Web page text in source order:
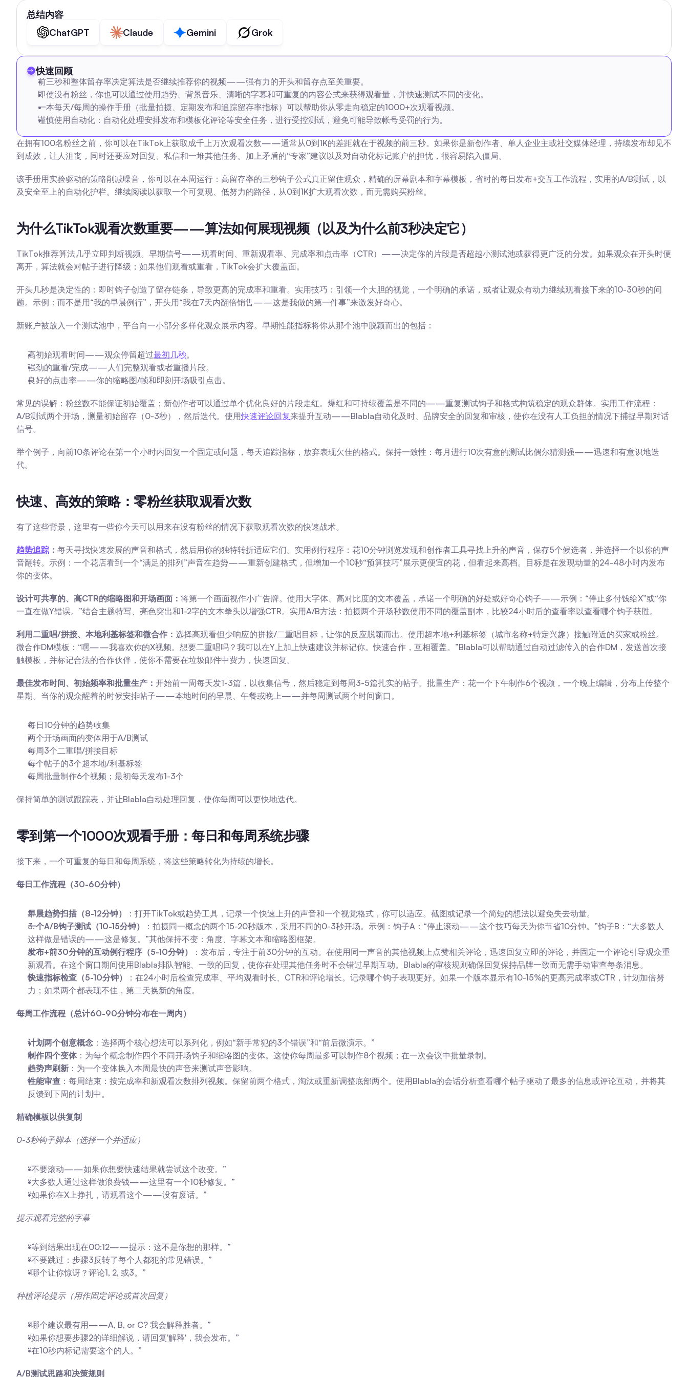
总结内容
ChatGPT
Claude Gemini Grok
快速回顾
前三秒和整体留存率决定算法是否继续推荐你的视频——强有力的开头和留存点至关重要。
即使没有粉丝，你也可以通过使用趋势、背景音乐、清晰的字幕和可重复的内容公式来获得观看量，并快速测试不同的变化。
一本每天/每周的操作手册（批量拍摄、定期发布和追踪留存率指标）可以帮助你从零走向稳定的1000+次观看视频。
谨慎使用自动化：自动化处理安排发布和模板化评论等安全任务，进行受控测试，避免可能导致帐号受罚的行为。
在拥有100名粉丝之前，你可以在TikTok上获取成千上万次观看次数——通常从0到1K的差距就在于视频的前三秒。如果你是新创作者、单人企业主或社交媒体经理，持续发布却见不
到成效，让人沮丧，同时还要应对回复、私信和一堆其他任务。加上矛盾的“专家”建议以及对自动化标记账户的担忧，很容易陷入僵局。
该手册用实验驱动的策略削减噪音，你可以在本周运行：高留存率的三秒钩子公式真正留住观众，精确的屏幕剧本和字幕模板，省时的每日发布+交互工作流程，实用的A/B测试，以
及安全至上的自动化护栏。继续阅读以获取一个可复现、低努力的路径，从0到1K扩大观看次数，而无需购买粉丝。
为什么TikTok观看次数重要——算法如何展现视频（以及为什么前3秒决定它）
TikTok推荐算法几乎立即判断视频。早期信号——观看时间、重新观看率、完成率和点击率（CTR）——决定你的片段是否超越小测试池或获得更广泛的分发。如果观众在开头时便
离开，算法就会对帖子进行降级；如果他们观看或重看，TikTok会扩大覆盖面。
开头几秒是决定性的：即时钩子创造了留存链条，导致更高的完成率和重看。实用技巧：引领一个大胆的视觉，一个明确的承诺，或者让观众有动力继续观看接下来的10-30秒的问
题。示例：而不是用“我的早晨例行”，开头用“我在7天内翻倍销售——这是我做的第一件事”来激发好奇心。
新账户被放入一个测试池中，平台向一小部分多样化观众展示内容。早期性能指标将你从那个池中脱颖而出的包括：
高初始观看时间——观众停留超过最初几秒。
强劲的重看/完成——人们完整观看或者重播片段。
良好的点击率——你的缩略图/帧和即刻开场吸引点击。
常见的误解：粉丝数不能保证初始覆盖；新创作者可以通过单个优化良好的片段走红。爆红和可持续覆盖是不同的——重复测试钩子和格式构筑稳定的观众群体。实用工作流程：
A/B测试两个开场，测量初始留存（0-3秒），然后迭代。使用快速评论回复来提升互动——Blabla自动化及时、品牌安全的回复和审核，使你在没有人工负担的情况下捕捉早期对话
信号。
举个例子，向前10条评论在第一个小时内回复一个固定或问题，每天追踪指标，放弃表现欠佳的格式。保持一致性：每月进行10次有意的测试比偶尔猜测强——迅速和有意识地迭
代。
快速、高效的策略：零粉丝获取观看次数
有了这些背景，这里有一些你今天可以用来在没有粉丝的情况下获取观看次数的快速战术。
趋势追踪 ： 每天寻找快速发展的声音和格式，然后用你的独特转折适应它们。实用例行程序：花10分钟浏览发现和创作者工具寻找上升的声音，保存5个候选者，并选择一个以你的声
音翻转。示例：一个花店看到一个“满足的排列”声音在趋势——重新创建格式，但增加一个10秒“预算技巧”展示更便宜的花，但看起来高档。目标是在发现动量的24-48小时内发布
你的变体。
设计可共享的、高CTR的缩略图和开场画面： 将第一个画面视作小广告牌。使用大字体、高对比度的文本覆盖，承诺一个明确的好处或好奇心钩子——示例：“停止多付钱给X”或“你
一直在做Y错误。”结合主题特写、亮色突出和1-2字的文本拳头以增强CTR。实用A/B方法：拍摄两个开场秒数使用不同的覆盖副本，比较24小时后的查看率以查看哪个钩子获胜。
利用二重唱/拼接、本地利基标签和微合作： 选择高观看但少响应的拼接/二重唱目标，让你的反应脱颖而出。使用超本地+利基标签（城市名称+特定兴趣）接触附近的买家或粉丝。
微合作DM模板：“嘿——我喜欢你的X视频。想要二重唱吗？我可以在Y上加上快速建议并标记你。快速合作，互相覆盖。”Blabla可以帮助通过自动过滤传入的合作DM，发送首次接
触模板，并标记合法的合作伙伴，使你不需要在垃圾邮件中费力，快速回复。
最佳发布时间、初始频率和批量生产： 开始前一周每天发1-3篇，以收集信号，然后稳定到每周3-5篇扎实的帖子。批量生产：花一个下午制作6个视频，一个晚上编辑，分布上传整个
星期。当你的观众醒着的时候安排帖子——本地时间的早晨、午餐或晚上——并每周测试两个时间窗口。
每日10分钟的趋势收集
两个开场画面的变体用于A/B测试
每周3个二重唱/拼接目标
每个帖子的3个超本地/利基标签
每周批量制作6个视频；最初每天发布1-3个
保持简单的测试跟踪表，并让Blabla自动处理回复，使你每周可以更快地迭代。
零到第一个1000次观看手册：每日和每周系统步骤
接下来，一个可重复的每日和每周系统，将这些策略转化为持续的增长。
每日工作流程（30-60分钟）
早晨趋势扫描（8-12分钟）
：打开TikTok或趋势工具，记录一个快速上升的声音和一个视觉格式，你可以适应。截图或记录一个简短的想法以避免失去动量。
一个A/B钩子测试（10-15分钟）
：拍摄同一概念的两个15-20秒版本，采用不同的0-3秒开场。示例：钩子A：“停止滚动——这个技巧每天为你节省10分钟。”钩子B：“大多数人
这样做是错误的——这是修复。”其他保持不变：角度、字幕文本和缩略图框架。
发布+前30分钟的互动例行程序（5-10分钟）
：发布后，专注于前30分钟的互动。在使用同一声音的其他视频上点赞相关评论，迅速回复立即的评论，并固定一个评论引导观众重
新观看。在这个窗口期间使用Blabla排队智能、一致的回复，使你在处理其他任务时不会错过早期互动。Blabla的审核规则确保回复保持品牌一致而无需手动审查每条消息。
快速指标检查（5-10分钟）
：在24小时后检查完成率、平均观看时长、CTR和评论增长。记录哪个钩子表现更好。如果一个版本显示有10-15%的更高完成率或CTR，计划加倍努
力；如果两个都表现不佳，第二天换新的角度。
每周工作流程（总计60-90分钟分布在一周内）
计划两个创意概念 ：选择两个核心想法可以系列化，例如“新手常犯的3个错误”和“前后微演示。”
制作四个变体：为每个概念制作四个不同开场钩子和缩略图的变体。这使你每周最多可以制作8个视频；在一次会议中批量录制。
趋势声刷新 ：为一个变体换入本周最快的声音来测试声音影响。
性能审查 ：每周结束：按完成率和新观看次数排列视频。保留前两个格式，淘汰或重新调整底部两个。使用Blabla的会话分析查看哪个帖子驱动了最多的信息或评论互动，并将其
反馈到下周的计划中。
精确模板以供复制
0-3秒钩子脚本（选择一个并适应）
“不要滚动——如果你想要快速结果就尝试这个改变。”
“大多数人通过这样做浪费钱——这里有一个10秒修复。”
“如果你在X上挣扎，请观看这个——没有废话。”
提示观看完整的字幕
“等到结果出现在00:12——提示：这不是你想的那样。”
“不要跳过：步骤3反转了每个人都犯的常见错误。”
“哪个让你惊讶？评论1, 2, 或3。”
种植评论提示（用作固定评论或首次回复）
“哪个建议最有用——A, B, or C? 我会解释胜者。”
“如果你想要步骤2的详细解说，请回复'解释'，我会发布。”
“在10秒内标记需要这个的人。”
A/B测试思路和决策规则